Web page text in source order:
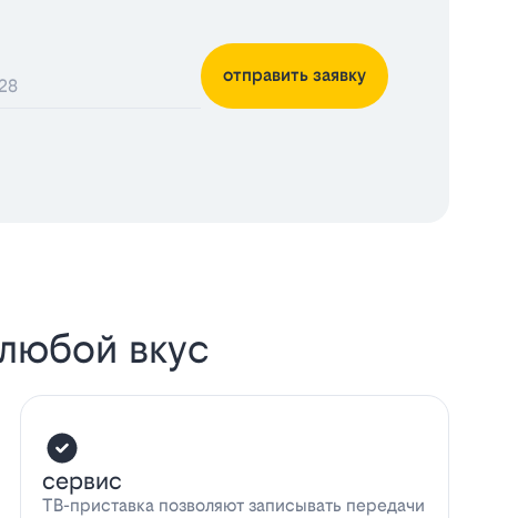
отправить заявку
вкус
сервис
ТВ-приставка позволяют записывать передачи